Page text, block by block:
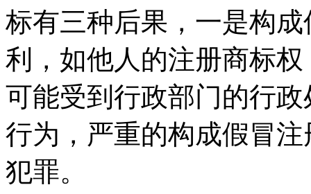
标有三种后果，一是构
利，如他人的注册商标
可能受到行政部门的行
行为，严重的构成假冒
犯罪。